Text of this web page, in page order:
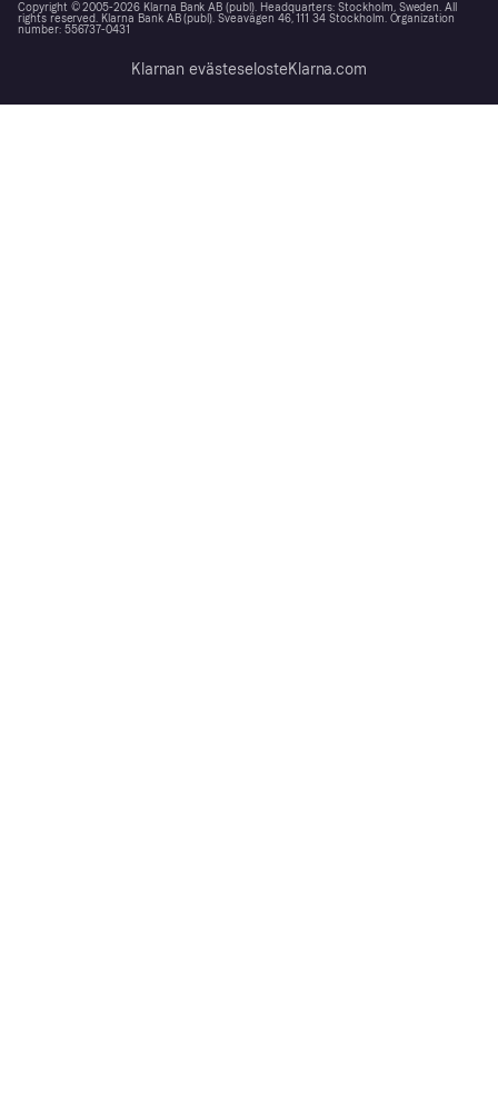
Copyright © 2005-2026 Klarna Bank AB (publ). Headquarters: Stockholm, Sweden. All
rights reserved. Klarna Bank AB (publ). Sveavägen 46, 111 34 Stockholm. Organization
number: 556737-0431
Klarnan evästeselosteKlarna.com